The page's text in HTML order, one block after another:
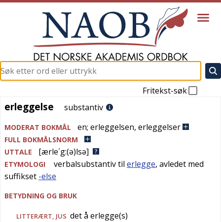
Fritekst-søk
erleggelse
erleggelse substantiv
MODERAT BOKMÅL en; erleggelsen, erleggelser
FULL BOKMÅLSNORM
UTTALE
[ærle´g:(ə)lsə]
ETYMOLOGI verbalsubstantiv til erlegge, avledet med
suffikset -else
BETYDNING OG BRUK
LITTERÆRT, JUS det å erlegge(s)